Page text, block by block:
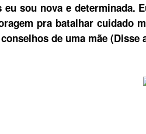
eu sou nova e determinada.
pra batalhar cuidado
de uma mãe (Disse